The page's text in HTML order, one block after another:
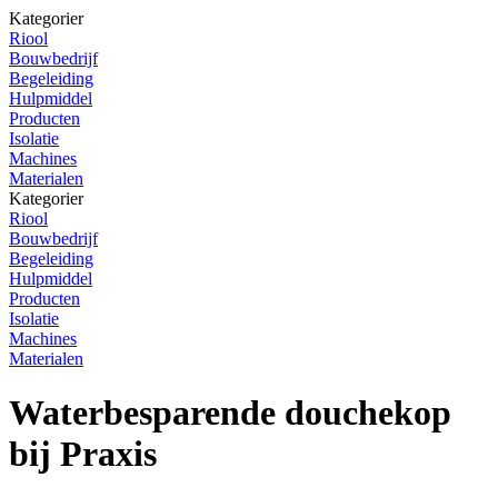
Kategorier
Riool
Bouwbedrijf
Begeleiding
Hulpmiddel
Producten
Isolatie
Machines
Materialen
Kategorier
Riool
Bouwbedrijf
Begeleiding
Hulpmiddel
Producten
Isolatie
Machines
Materialen
Waterbesparende douchekop
bij Praxis